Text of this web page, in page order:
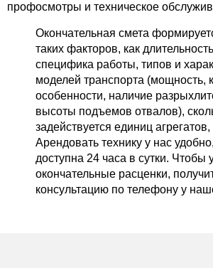
профосмотры и техническое
Окончательная смета
таких факторов, как
специфика работы, типов и
моделей транспорта (мощность,
особенности, наличие
высоты подъемов отвалов),
задействуется единиц
Арендовать технику у нас
доступна 24 часа в сутки. Чтобы
окончательные расценки,
консультацию по телефону у